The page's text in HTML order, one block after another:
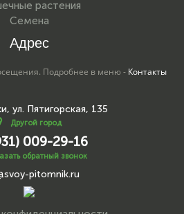
растения
Семена
Адрес
Подробнее в меню - Контакты
ул. Пятигорская, 135
Другой город
009-29-16
обратный звонок
pitomnik.ru